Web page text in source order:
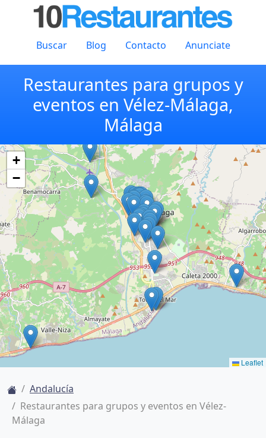
Buscar Blog Contacto Anunciate
Restaurantes para grupos y
eventos en Vélez-Málaga,
Málaga
+
−
Leaflet
Andalucía
Restaurantes para grupos y eventos en Vélez-
Málaga